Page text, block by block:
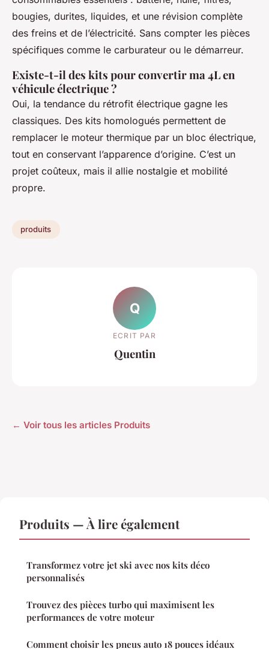
bougies, durites, liquides, et une révision complète
des freins et de l’électricité. Sans compter les pièces
spécifiques comme le carburateur ou le démarreur.
Existe-t-il des kits pour convertir ma 4L en
véhicule électrique ?
Oui, la tendance du rétrofit électrique gagne les
classiques. Des kits homologués permettent de
remplacer le moteur thermique par un bloc électrique,
tout en conservant l’apparence d’origine. C’est un
projet coûteux, mais il allie nostalgie et mobilité
propre.
produits
Q
ECRIT PAR
Quentin
← Voir tous les articles Produits
Produits — À lire également
Transformez votre jet ski avec nos kits déco
personnalisés
Trouvez des pièces turbo qui maximisent les
performances de votre moteur
Comment choisir les pneus auto 18 pouces idéaux